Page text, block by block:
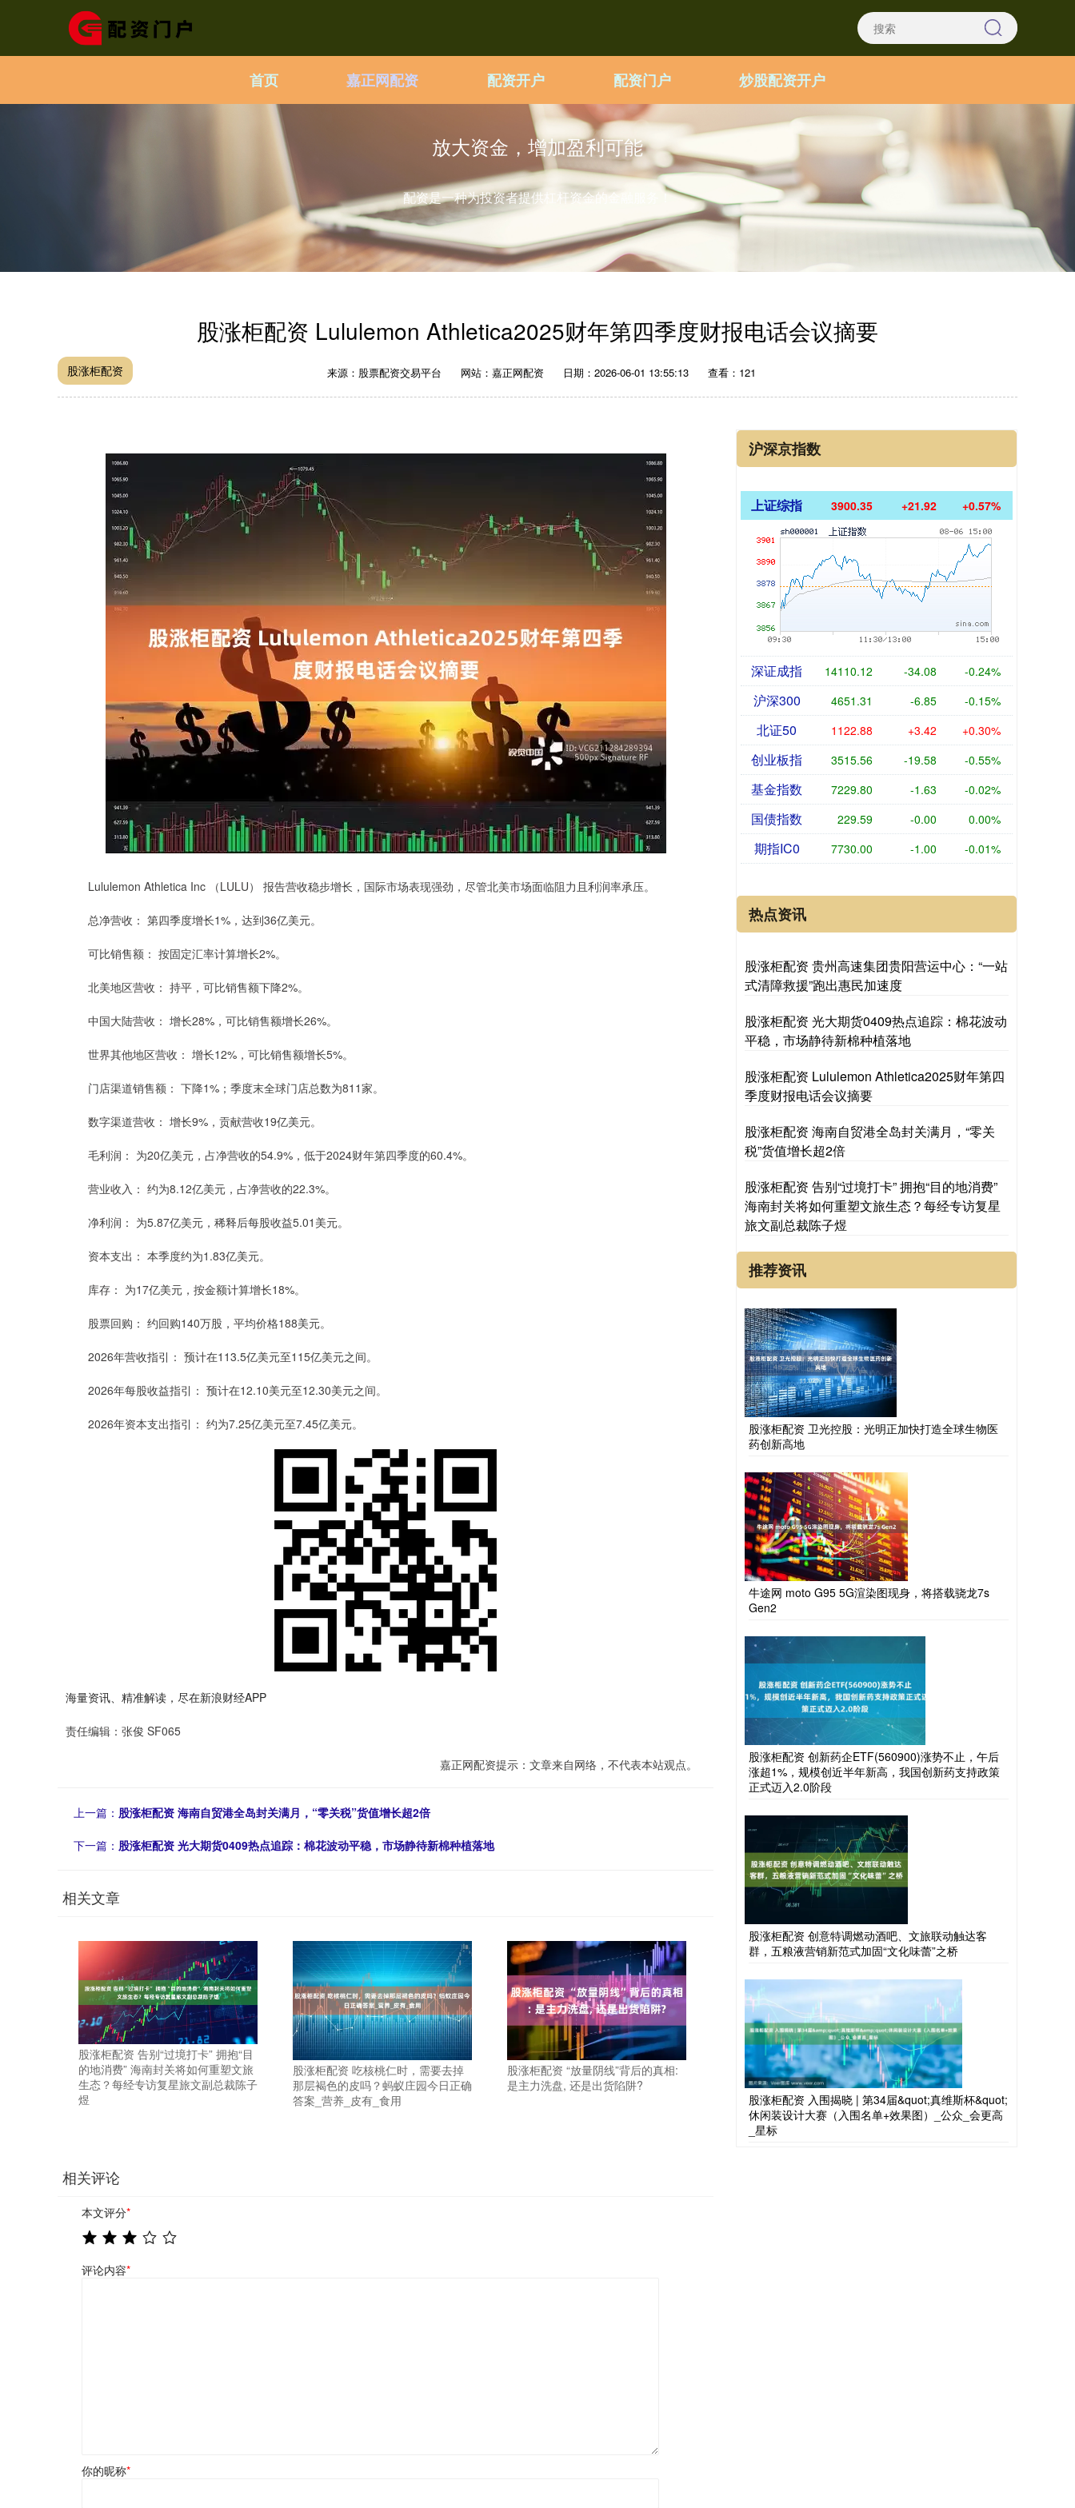
首页 嘉正网配资 配资开户 配资门户 炒股配资开户
放大资金，增加盈利可能
配资是一种为投资者提供杠杆资金的金融服务！
股涨柜配资 Lululemon Athletica2025财年第四季度财报电话会议摘要
股涨柜配资 来源：股票配资交易平台 网站：嘉正网配资 日期：2026-06-01 13:55:13 查看：121
Lululemon Athletica Inc （LULU） 报告营收稳步增长，国际市场表现强劲，尽管北美市场面临阻力且利润率承压。
总净营收： 第四季度增长1%，达到36亿美元。
可比销售额： 按固定汇率计算增长2%。
北美地区营收： 持平，可比销售额下降2%。
中国大陆营收： 增长28%，可比销售额增长26%。
世界其他地区营收： 增长12%，可比销售额增长5%。
门店渠道销售额： 下降1%；季度末全球门店总数为811家。
数字渠道营收： 增长9%，贡献营收19亿美元。
毛利润： 为20亿美元，占净营收的54.9%，低于2024财年第四季度的60.4%。
营业收入： 约为8.12亿美元，占净营收的22.3%。
净利润： 为5.87亿美元，稀释后每股收益5.01美元。
资本支出： 本季度约为1.83亿美元。
库存： 为17亿美元，按金额计算增长18%。
股票回购： 约回购140万股，平均价格188美元。
2026年营收指引： 预计在113.5亿美元至115亿美元之间。
2026年每股收益指引： 预计在12.10美元至12.30美元之间。
2026年资本支出指引： 约为7.25亿美元至7.45亿美元。
海量资讯、精准解读，尽在新浪财经APP
责任编辑：张俊 SF065
嘉正网配资提示：文章来自网络，不代表本站观点。
上一篇： 股涨柜配资 海南自贸港全岛封关满月，“零关税”货值增长超2倍
下一篇： 股涨柜配资 光大期货0409热点追踪：棉花波动平稳，市场静待新棉种植落地
相关文章
股涨柜配资 告别“过境打卡” 拥抱“目
的地消费” 海南封关将如何重塑文旅
生态？每经专访复星旅文副总裁陈子
煜
股涨柜配资 吃核桃仁时，需要去掉
那层褐色的皮吗？蚂蚁庄园今日正确
答案_营养_皮有_食用
股涨柜配资 “放量阴线”背后的真相:
是主力洗盘, 还是出货陷阱?
相关评论
本文评分*
评论内容*
你的昵称*
沪深京指数
上证综指 3900.35 +21.92 +0.57%
深证成指 14110.12 -34.08 -0.24%
沪深300 4651.31 -6.85 -0.15%
北证50 1122.88 +3.42 +0.30%
创业板指 3515.56 -19.58 -0.55%
基金指数 7229.80 -1.63 -0.02%
国债指数 229.59 -0.00 0.00%
期指IC0 7730.00 -1.00 -0.01%
热点资讯
股涨柜配资 贵州高速集团贵阳营运中心：“一站
式清障救援”跑出惠民加速度
股涨柜配资 光大期货0409热点追踪：棉花波动
平稳，市场静待新棉种植落地
股涨柜配资 Lululemon Athletica2025财年第四
季度财报电话会议摘要
股涨柜配资 海南自贸港全岛封关满月，“零关
税”货值增长超2倍
股涨柜配资 告别“过境打卡” 拥抱“目的地消费”
海南封关将如何重塑文旅生态？每经专访复星
旅文副总裁陈子煜
推荐资讯
股涨柜配资 卫光控股：光明正加快打造全球生物医
药创新高地
牛途网 moto G95 5G渲染图现身，将搭载骁龙7s
Gen2
股涨柜配资 创新药企ETF(560900)涨势不止，午后
涨超1%，规模创近半年新高，我国创新药支持政策
正式迈入2.0阶段
股涨柜配资 创意特调燃动酒吧、文旅联动触达客
群，五粮液营销新范式加固“文化味蕾”之桥
股涨柜配资 入围揭晓 | 第34届&quot;真维斯杯&quot;
休闲装设计大赛（入围名单+效果图）_公众_会更高
_星标